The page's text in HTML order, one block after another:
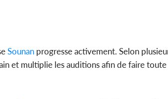
Sounan progresse activement. Selon
et multiplie les auditions afin de faire